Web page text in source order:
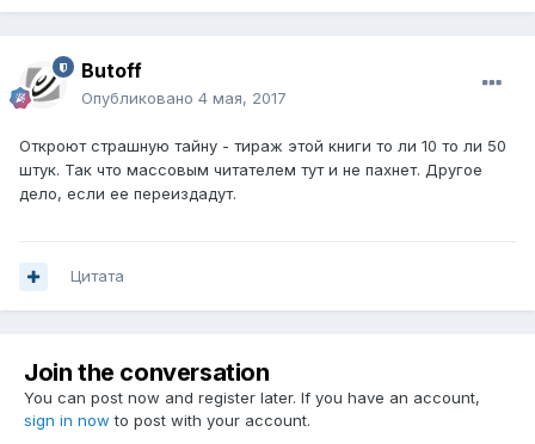
Butoff
Опубликовано 4 мая, 2017
Откроют страшную тайну - тираж этой книги то ли 10 то ли 50
штук. Так что массовым читателем тут и не пахнет. Другое
дело, если ее переиздадут.
Цитата
Join the conversation
You can post now and register later. If you have an account,
sign in now to post with your account.